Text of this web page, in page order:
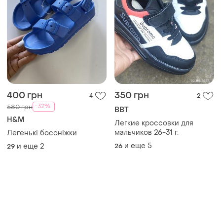
400 грн 4
580 грн -32%
H&M
Легенькі босоніжки
29 и еще 2
350 грн 2
BBT
Легкие кроссовки для
мальчиков 26-31 г.
26 и еще 5